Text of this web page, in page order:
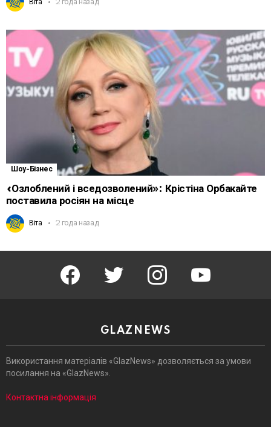
Віта 2 года назад
Шоу-Бізнес
«Озлоблений і вседозволений»: Крістіна Орбакайте
поставила росіян на місце
Віта 2 года назад
facebook twitter instagram youtube
GLAZNEWS
Використання матеріалів «GlazNews» дозволяється за умови
посилання на «GlazNews».
Контактна інформація